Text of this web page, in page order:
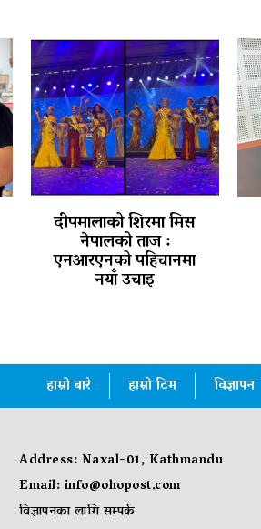
दीपमालाको शिरमा मिस
नेपालको ताज :
एनआरएनको पहिचानमा
नयाँ उचाइ
हाम्रो बारे हाम्रो टिम विज्ञापन
Address: Naxal-01, Kathmandu
Email:info@ohopost.com
विज्ञापनका लागि सम्पर्क